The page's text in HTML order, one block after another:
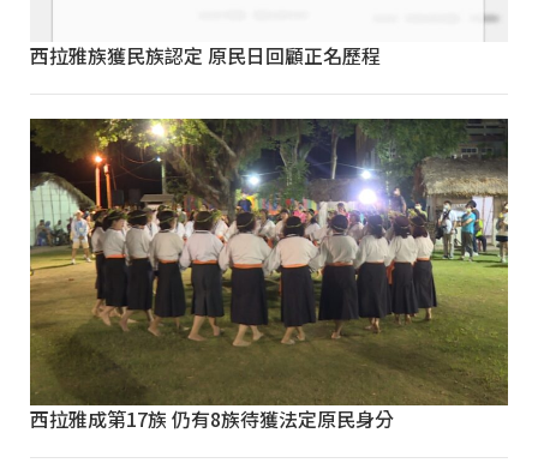
西拉雅族獲民族認定 原民日回顧正名歷程
西拉雅成第17族 仍有8族待獲法定原民身分